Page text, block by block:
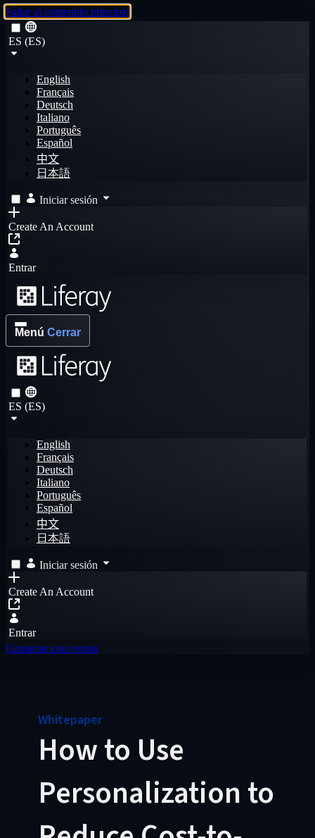
Saltar al contenido principal
ES (ES)
English
Français
Deutsch
Italiano
Português
Español
中文
日本語
Iniciar sesión
Create An Account
Entrar
Menú Cerrar
ES (ES)
English
Français
Deutsch
Italiano
Português
Español
中文
日本語
Iniciar sesión
Create An Account
Entrar
Contactar con ventas
Whitepaper
How to Use
Personalization to